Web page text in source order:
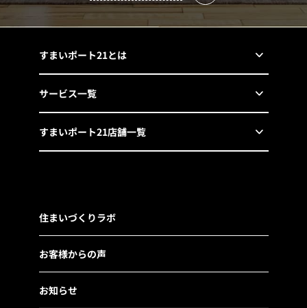
すまいポート21とは
サービス一覧
すまいポート21店舗一覧
住まいづくりラボ
お客様からの声
お知らせ